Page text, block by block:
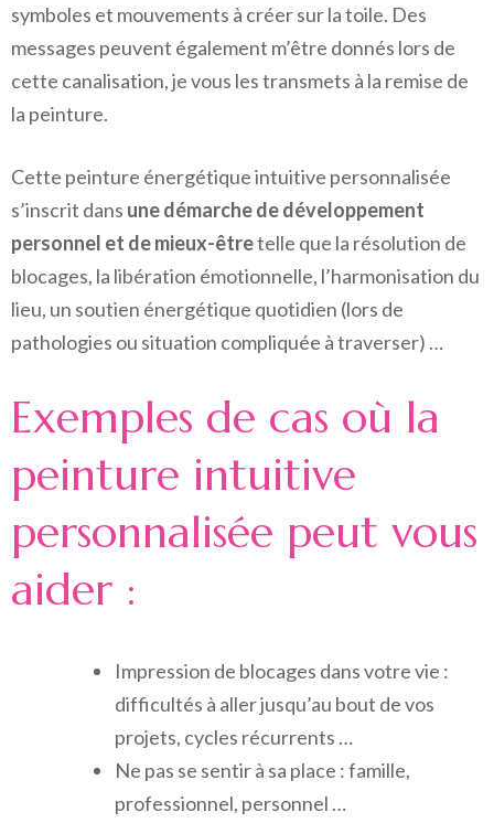
symboles et mouvements à créer sur la toile. Des
messages peuvent également m’être donnés lors de
cette canalisation, je vous les transmets à la remise de
la peinture.
Cette peinture énergétique intuitive personnalisée
s’inscrit dans une démarche de développement
personnel et de mieux-êtretelle que la résolution de
blocages, la libération émotionnelle, l’harmonisation du
lieu, un soutien énergétique quotidien (lors de
pathologies ou situation compliquée à traverser) …
Exemples de cas où la
peinture intuitive
personnalisée peut vous
aider :
Impression de blocages dans votre vie :
difficultés à aller jusqu’au bout de vos
projets, cycles récurrents …
Ne pas se sentir à sa place : famille,
professionnel, personnel …